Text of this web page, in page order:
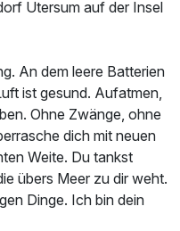
Utersum auf der Insel
An dem leere Batterien
ist gesund. Aufatmen,
Ohne Zwänge, ohne
dich mit neuen
Weite. Du tankst
übers Meer zu dir weht.
Dinge. Ich bin dein